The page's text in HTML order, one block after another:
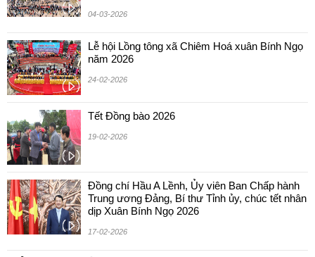
04-03-2026
Lễ hội Lồng tông xã Chiêm Hoá xuân Bính Ngọ
năm 2026
24-02-2026
Tết Đồng bào 2026
19-02-2026
Đồng chí Hầu A Lềnh, Ủy viên Ban Chấp hành
Trung ương Đảng, Bí thư Tỉnh ủy, chúc tết nhân
dịp Xuân Bính Ngọ 2026
17-02-2026